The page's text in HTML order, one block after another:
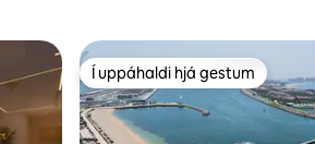
Í uppáhaldi hjá gestum
Í uppáhaldi hjá gestum